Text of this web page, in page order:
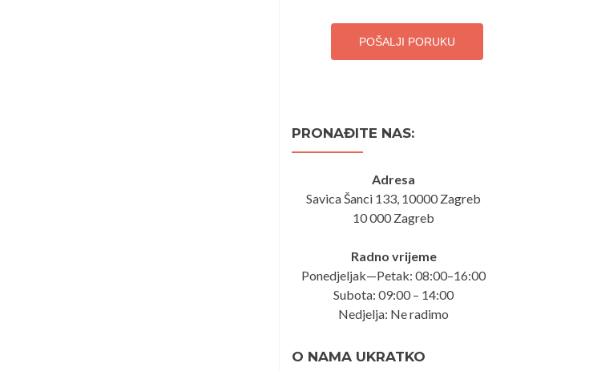
POŠALJI PORUKU
PRONAĐITE NAS:
Adresa
Savica Šanci 133, 10000 Zagreb
10 000 Zagreb
Radno vrijeme
Ponedjeljak—Petak: 08:00–16:00
Subota: 09:00 – 14:00
Nedjelja: Ne radimo
O NAMA UKRATKO